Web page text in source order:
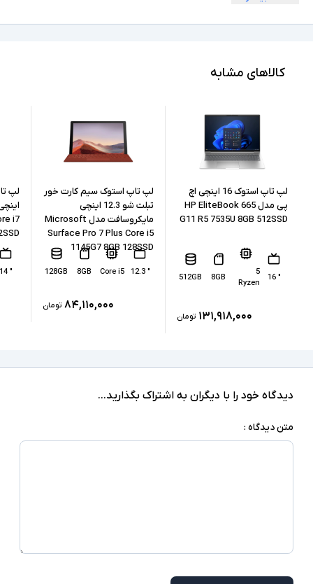
حافظه داخلی 512GB
نوع حافظه داخلی SSD
پردازنده گرافیکی Intel UHD Graphics 620
کارت گرافیک اختصاصی
1xUSB 3.2, 1xUSB-Type C, microSD Card
سیستم عامل Windows 10 Pro
توضیحات تکمیلی
انگشت و دوربین تشخیص چهره در همه مدلها
کالاهای مشابه
لپ تاپ استوک 16 اینچی اچ
پی مدل HP EliteBook 665
G11 R5 7535U 8GB 512SSD
" 16
5
Ryzen
8GB
512GB
۱۳۱,۹۱۸,۰۰۰ تومان
لپ تاپ استوک سیم کارت خور
تبلت شو 12.3 اینچی
مایکروسافت مدل Microsoft
Surface Pro 7 Plus Core i5
1145G7 8GB 128SSD
" 12.3
Core i5
8GB
128GB
۸۴,۱۱۰,۰۰۰ تومان
i7
" 14
دیدگاه خود را با دیگران به اشتراک بگذارید...
متن دیدگاه :